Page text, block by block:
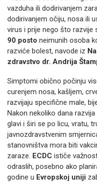
vazduha ili dodirivanjem
dodirivanjem očiju, nosa ili
virus i prije nego što razvije
90 posto neimunih osoba
razviće bolest, navode iz
zdravstvo dr. Andrija
Simptomi obično počinju
curenjem nosa, kašljem,
razvijaju specifične male,
Nakon nekoliko dana
glavi i širi se po licu, vratu,
javnozdravstvenim
stanovništva mora biti
zaraze. ECDC ističe
odraslih, posebno ako
godine u Evropskoj uniji